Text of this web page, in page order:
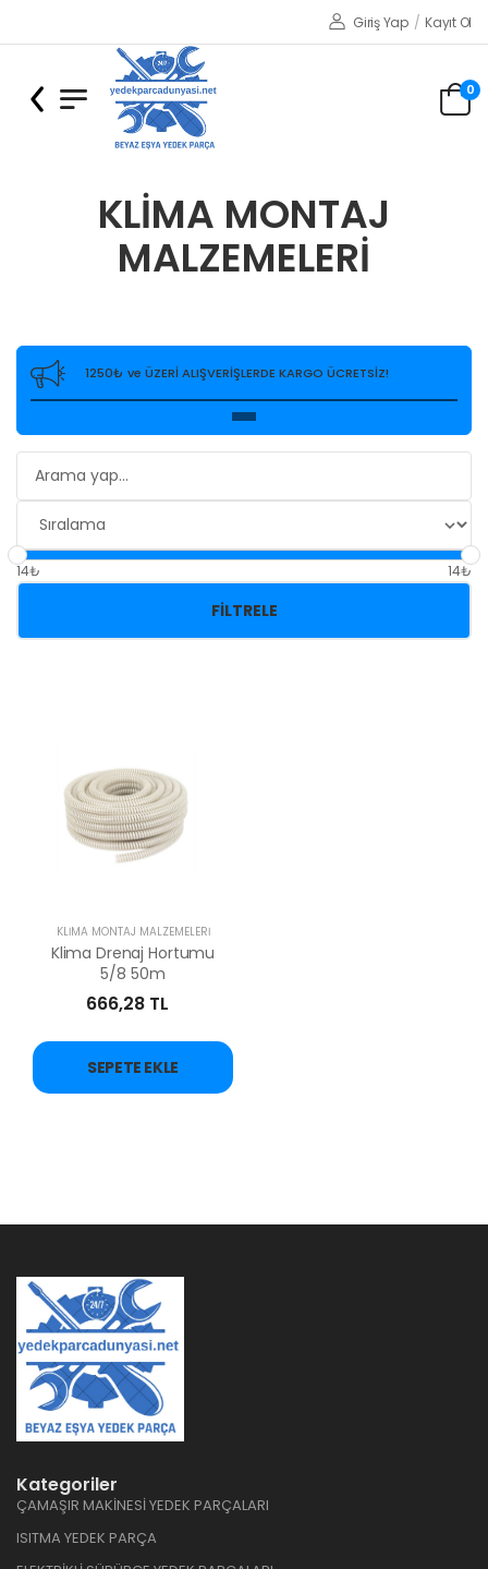
Giriş Yap / Kayıt Ol
0
KLİMA MONTAJ
MALZEMELERİ
1250₺ ve ÜZERİ ALIŞVERİŞLERDE KARGO ÜCRETSİZ!
14₺ 14₺
FILTRELE
KLİMA MONTAJ MALZEMELERİ
Klima Drenaj Hortumu
5/8 50m
666,28 TL
SEPETE EKLE
Kategoriler
ÇAMAŞIR MAKİNESİ YEDEK PARÇALARI
ISITMA YEDEK PARÇA